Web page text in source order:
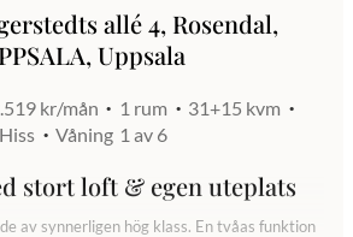
allé 4, Rosendal,
Uppsala
kr/mån 1 rum
31+15 kvm
Hiss
Våning 1 av 6
stort loft & egen uteplats
av synnerligen hög klass. En tvåas funktion